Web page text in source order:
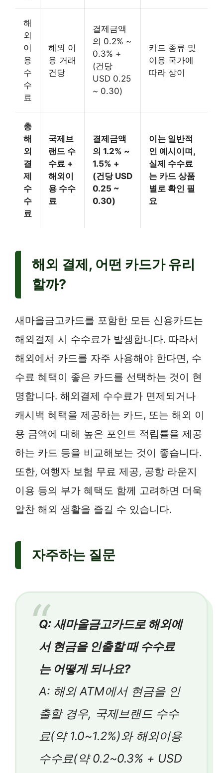
해
외
이
용
수
수
료
해외 이
용 거래
건당
결제금액
의 0.2% ~
0.3% +
(건당
USD 0.25
~ 0.30)
카드 종류 및
이용 국가에
따라 상이
총
해
외
결
제
수
수
료
국제브
랜드 수
수료 +
해외이
용 수수
료
결제금액
의 1.2% ~
1.5% +
(건당 USD
0.25 ~
0.30)
이는 일반적
인 예시이며,
실제 수수료
는 카드 상품
별로 확인 필
요
해외 결제, 어떤 카드가 유리
할까?
새마을금고카드를 포함한 모든 신용카드는
해외결제 시 수수료가 발생합니다. 따라서
해외에서 카드를 자주 사용해야 한다면, 수
수료 혜택이 좋은 카드를 선택하는 것이 현
명합니다. 해외결제 수수료가 면제되거나
캐시백 혜택을 제공하는 카드, 또는 해외 이
용 금액에 대해 높은 포인트 적립률을 제공
하는 카드 등을 비교해보는 것이 좋습니다.
또한, 여행자 보험 무료 제공, 공항 라운지
이용 등의 부가 혜택도 함께 고려하면 더욱
알찬 해외 생활을 즐길 수 있습니다.
자주하는 질문
Q: 새마을금고카드로 해외에
서 현금을 인출할 때 수수료
는 어떻게 되나요?
A: 해외 ATM에서 현금을 인
출할 경우, 국제브랜드 수수
료(약 1.0~1.2%)와 해외이용
수수료(약 0.2~0.3% + USD